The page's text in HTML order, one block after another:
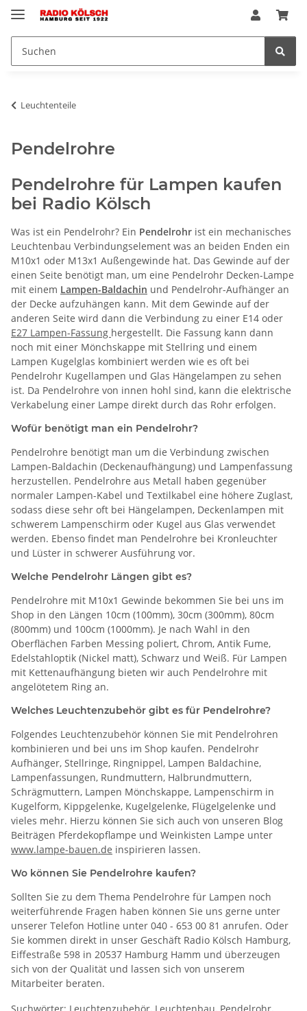
Leuchtenteile
Pendelrohre
Pendelrohre für Lampen kaufen
bei Radio Kölsch
Was ist ein Pendelrohr? Ein Pendelrohr ist ein mechanisches
Leuchtenbau Verbindungselement was an beiden Enden ein
M10x1 oder M13x1 Außengewinde hat. Das Gewinde auf der
einen Seite benötigt man, um eine Pendelrohr Decken-Lampe
mit einem Lampen-Baldachin und Pendelrohr-Aufhänger an
der Decke aufzuhängen kann. Mit dem Gewinde auf der
anderen Seite wird dann die Verbindung zu einer E14 oder
E27 Lampen-Fassung hergestellt. Die Fassung kann dann
noch mit einer Mönchskappe mit Stellring und einem
Lampen Kugelglas kombiniert werden wie es oft bei
Pendelrohr Kugellampen und Glas Hängelampen zu sehen
ist. Da Pendelrohre von innen hohl sind, kann die elektrische
Verkabelung einer Lampe direkt durch das Rohr erfolgen.
Wofür benötigt man ein Pendelrohr?
Pendelrohre benötigt man um die Verbindung zwischen
Lampen-Baldachin (Deckenaufhängung) und Lampenfassung
herzustellen. Pendelrohre aus Metall haben gegenüber
normaler Lampen-Kabel und Textilkabel eine höhere Zuglast,
sodass diese sehr oft bei Hängelampen, Deckenlampen mit
schwerem Lampenschirm oder Kugel aus Glas verwendet
werden. Ebenso findet man Pendelrohre bei Kronleuchter
und Lüster in schwerer Ausführung vor.
Welche Pendelrohr Längen gibt es?
Pendelrohre mit M10x1 Gewinde bekommen Sie bei uns im
Shop in den Längen 10cm (100mm), 30cm (300mm), 80cm
(800mm) und 100cm (1000mm). Je nach Wahl in den
Oberflächen Farben Messing poliert, Chrom, Antik Fume,
Edelstahloptik (Nickel matt), Schwarz und Weiß. Für Lampen
mit Kettenaufhängung bieten wir auch Pendelrohre mit
angelötetem Ring an.
Welches Leuchtenzubehör gibt es für Pendelrohre?
Folgendes Leuchtenzubehör können Sie mit Pendelrohren
kombinieren und bei uns im Shop kaufen. Pendelrohr
Aufhänger, Stellringe, Ringnippel, Lampen Baldachine,
Lampenfassungen, Rundmuttern, Halbrundmuttern,
Schrägmuttern, Lampen Mönchskappe, Lampenschirm in
Kugelform, Kippgelenke, Kugelgelenke, Flügelgelenke und
vieles mehr. Hierzu können Sie sich auch von unseren Blog
Beiträgen Pferdekopflampe und Weinkisten Lampe unter
www.lampe-bauen.de inspirieren lassen.
Wo können Sie Pendelrohre kaufen?
Sollten Sie zu dem Thema Pendelrohre für Lampen noch
weiterführende Fragen haben können Sie uns gerne unter
unserer Telefon Hotline unter 040 - 653 00 81 anrufen. Oder
Sie kommen direkt in unser Geschäft Radio Kölsch Hamburg,
Eiffestraße 598 in 20537 Hamburg Hamm und überzeugen
sich von der Qualität und lassen sich von unserem
Mitarbeiter beraten.